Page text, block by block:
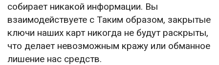
собирает никакой информации. Вы
взаимодействуете с Таким образом, закрытые
ключи наших карт никогда не будут раскрыты,
что делает невозможным кражу или обманное
лишение нас средств.